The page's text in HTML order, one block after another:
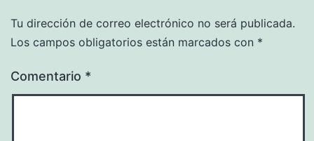
Tu dirección de correo electrónico no será publicada.
Los campos obligatorios están marcados con *
Comentario *